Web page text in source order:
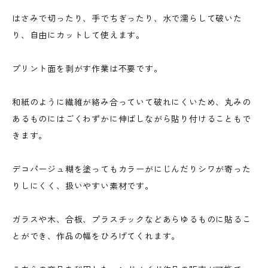
はさみで切ったり、手でちぎったり、水で濡らして破いた
り、自由にカットして使えます。
プリント面を剥がす作業は不要です。
和紙のように繊維が絡み合っていて破れにくいため、丸みの
あるものにはごくわずかに伸ばしながら貼り付けることもで
きます。
デコパージュ糊を塗ってもカラーがにじんだりシワが寄った
りしにくく、扱いやすい素材です。
ガラスや木、合板、プラスチックなどあらゆるものに貼るこ
とができ、作品の幅をひろげてくれます。